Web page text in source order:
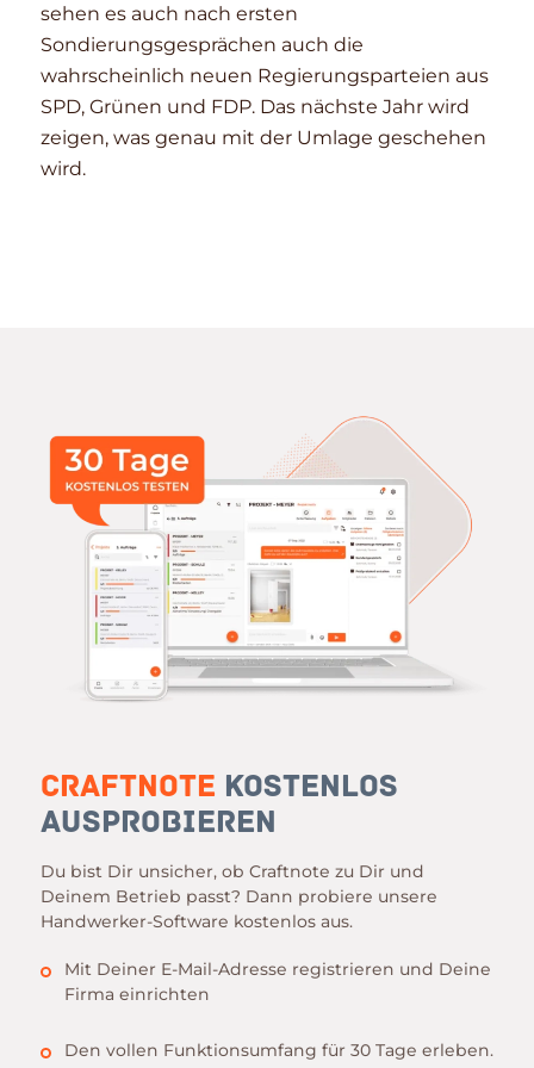
sehen es auch nach ersten
Sondierungsgesprächen auch die
wahrscheinlich neuen Regierungsparteien aus
SPD, Grünen und FDP. Das nächste Jahr wird
zeigen, was genau mit der Umlage geschehen
wird.
Craftnote kostenlos
ausprobieren
Du bist Dir unsicher, ob Craftnote zu Dir und
Deinem Betrieb passt? Dann probiere unsere
Handwerker-Software kostenlos aus.
Mit Deiner E-Mail-Adresse registrieren und Deine
Firma einrichten
Den vollen Funktionsumfang für 30 Tage erleben.